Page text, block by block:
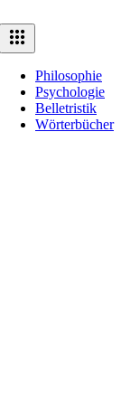
Philosophie
Psychologie
Belletristik
Wörterbücher